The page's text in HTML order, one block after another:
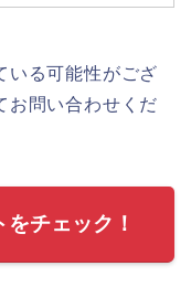
いる可能性がござ
お問い合わせくだ
チェック！